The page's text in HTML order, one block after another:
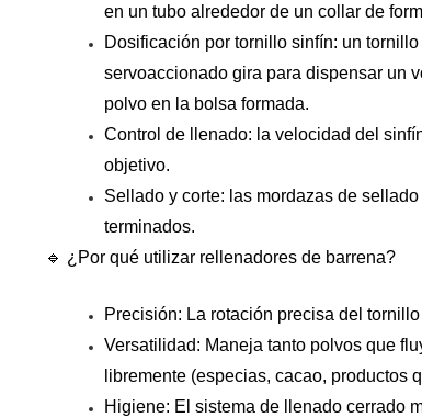
en un tubo alrededor de un collar de
Dosificación por tornillo sinfín: un tornillo
servoaccionado gira para dispensar un
polvo en la bolsa formada.
Control de llenado: la velocidad del
objetivo.
Sellado y corte: las mordazas de
terminados.
🔹 ¿Por qué utilizar rellenadores de barrena?
Precisión: La rotación precisa del
Versatilidad: Maneja tanto polvos que
libremente (especias, cacao, productos
Higiene: El sistema de llenado cerrado